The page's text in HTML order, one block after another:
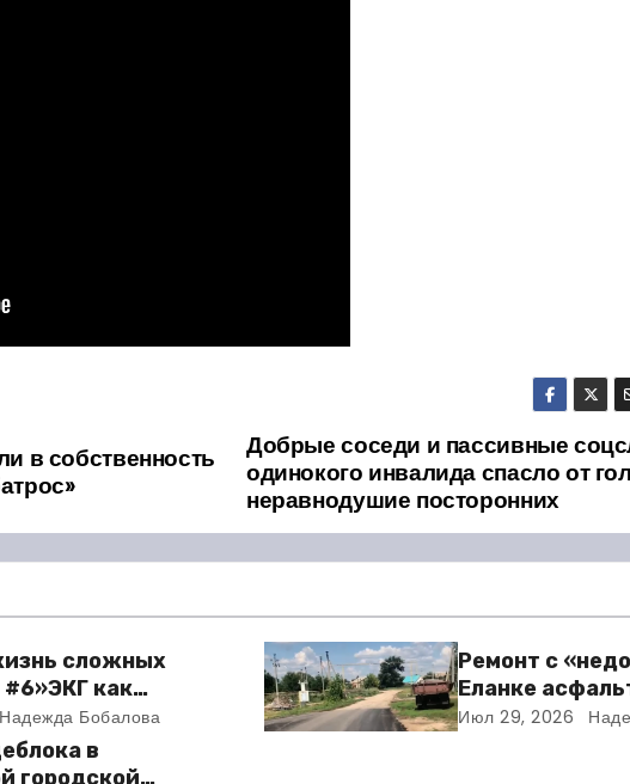
Добрые соседи и пассивные
одинокого инвалида спасло от
неравнодушие посторонних
в собственность
сложных
#6»ЭКГ как
ритм жизни
Надежда Бобалова
Ремонт с
Еланке
школы, но не
Июл 29, 2026
в
городской